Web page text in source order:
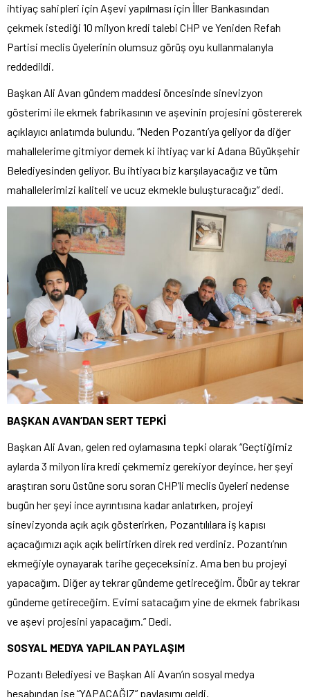
ihtiyaç sahipleri için Aşevi yapılması için İller Bankasından
çekmek istediği 10 milyon kredi talebi CHP ve Yeniden Refah
Partisi meclis üyelerinin olumsuz görüş oyu kullanmalarıyla
reddedildi.
Başkan Ali Avan gündem maddesi öncesinde sinevizyon
gösterimi ile ekmek fabrikasının ve aşevinin projesini göstererek
açıklayıcı anlatımda bulundu. “Neden Pozantı’ya geliyor da diğer
mahallelerime gitmiyor demek ki ihtiyaç var ki Adana Büyükşehir
Belediyesinden geliyor. Bu ihtiyacı biz karşılayacağız ve tüm
mahallelerimizi kaliteli ve ucuz ekmekle buluşturacağız” dedi.
BAŞKAN AVAN’DAN SERT TEPKİ
Başkan Ali Avan, gelen red oylamasına tepki olarak “Geçtiğimiz
aylarda 3 milyon lira kredi çekmemiz gerekiyor deyince, her şeyi
araştıran soru üstüne soru soran CHP’li meclis üyeleri nedense
bugün her şeyi ince ayrıntısına kadar anlatırken, projeyi
sinevizyonda açık açık gösterirken, Pozantılılara iş kapısı
açacağımızı açık açık belirtirken direk red verdiniz. Pozantı’nın
ekmeğiyle oynayarak tarihe geçeceksiniz. Ama ben bu projeyi
yapacağım. Diğer ay tekrar gündeme getireceğim. Öbür ay tekrar
gündeme getireceğim. Evimi satacağım yine de ekmek fabrikası
ve aşevi projesini yapacağım.” Dedi.
SOSYAL MEDYA YAPILAN PAYLAŞIM
Pozantı Belediyesi ve Başkan Ali Avan’ın sosyal medya
hesabından ise “YAPACAĞIZ” paylaşımı geldi.